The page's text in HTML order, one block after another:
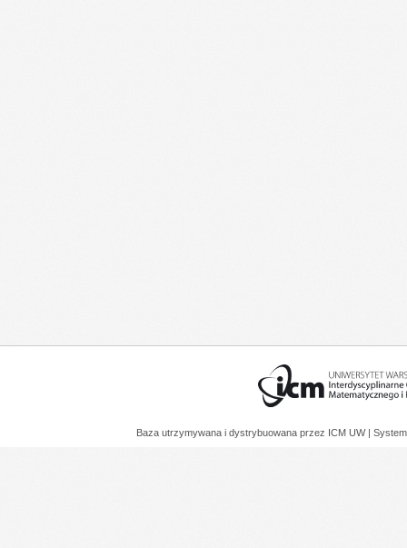
Baza utrzymywana i dystrybuowana przez ICM UW |